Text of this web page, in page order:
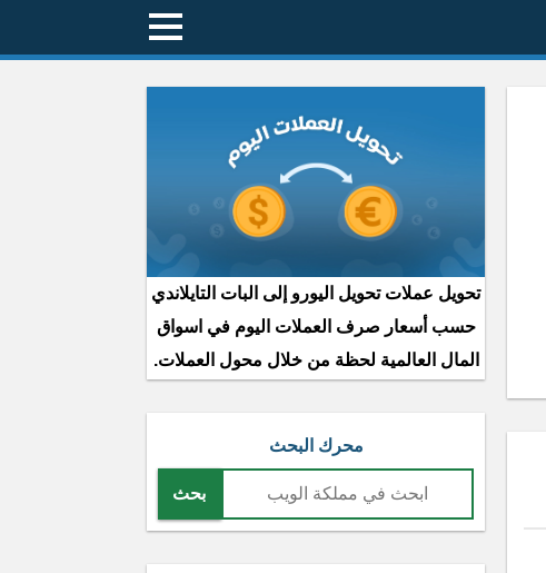
تحويل عملات تحويل اليورو إلى البات التايلاندي
حسب أسعار صرف العملات اليوم في اسواق
المال العالمية لحظة من خلال محول العملات.
محرك البحث
بحث